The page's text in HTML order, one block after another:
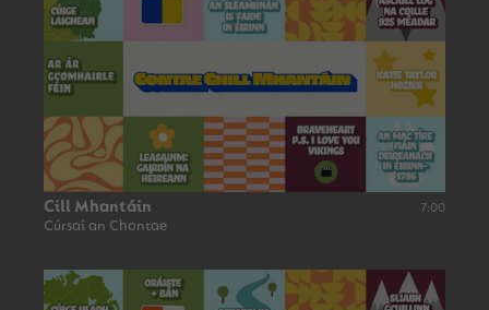
Cill Mhantáin
Cúrsaí an Chontae
7:00